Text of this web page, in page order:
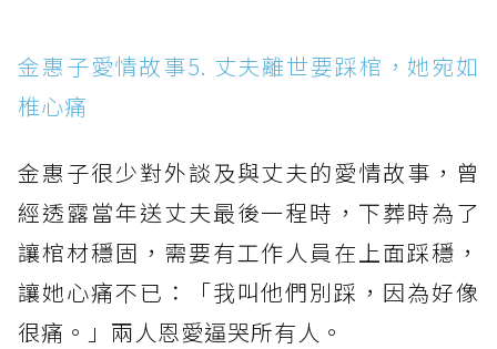
金惠子愛情故事5. 丈夫離世要踩棺，她宛如
椎心痛
金惠子很少對外談及與丈夫的愛情故事，曾
經透露當年送丈夫最後一程時，下葬時為了
讓棺材穩固，需要有工作人員在上面踩穩，
讓她心痛不已：「我叫他們別踩，因為好像
很痛。」兩人恩愛逼哭所有人。